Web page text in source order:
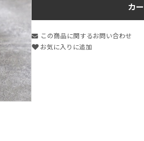
カ
この商品に関するお問い合わせ
お気に入りに追加